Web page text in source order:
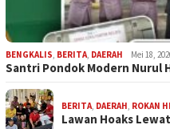
BENGKALIS, BERITA, DAERAH Mei 18,
Santri Pondok Modern Nurul
BERITA, DAERAH, ROKAN
Lawan Hoaks